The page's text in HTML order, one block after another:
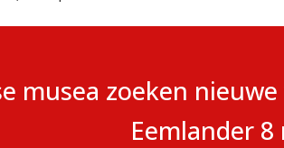
musea zoeken
Eemlander 8